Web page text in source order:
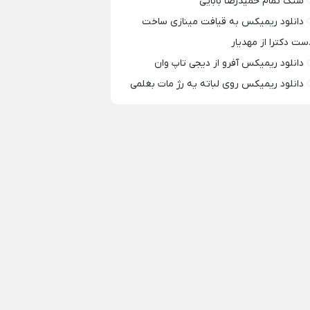
دانلود ریمیکس به قیافت مینازی ساخت
دکترا از مهدیار
دانلود ریمیکس آفرو از ديجی تاپ وان
دانلود ریمیکس روی لباته یه رژ مات بغلمی